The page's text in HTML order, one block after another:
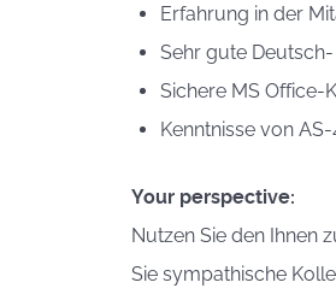
Erfahrung in der
Sehr gute
Sichere MS Office-
Kenntnisse von
Your perspective:
Nutzen Sie den Ihnen
Sie sympathische